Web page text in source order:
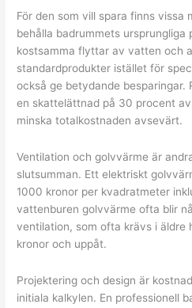
För den som vill spara finns vissa
behålla badrummets ursprungliga
kostsamma flyttar av vatten och
standardprodukter istället för
också ge betydande besparingar.
en skattelättnad på 30 procent
minska totalkostnaden avsevärt.
Ventilation och golvvärme är
slutsumman. Ett elektriskt
1000 kronor per kvadratmeter
vattenburen golvvärme ofta blir
ventilation, som ofta krävs i äldre
kronor och uppåt.
Projektering och design är
initiala kalkylen. En professionell